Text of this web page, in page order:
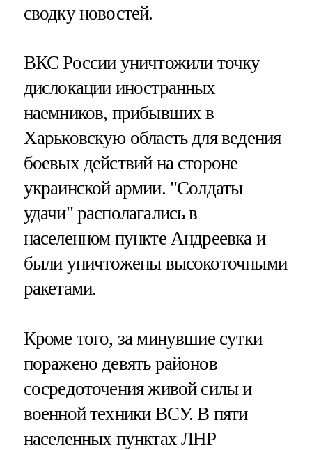
сводку новостей.
ВКС России уничтожили точку
дислокации иностранных
наемников, прибывших в
Харьковскую область для ведения
боевых действий на стороне
украинской армии. "Солдаты
удачи" располагались в
населенном пункте Андреевка и
были уничтожены высокоточными
ракетами.
Кроме того, за минувшие сутки
поражено девять районов
сосредоточения живой силы и
военной техники ВСУ. В пяти
населенных пунктах ЛНР